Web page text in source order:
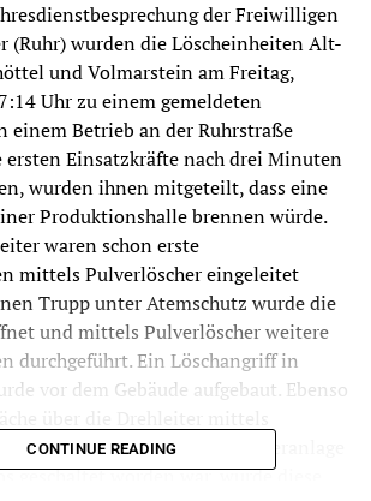
der Freiwilligen
(Ruhr) wurden die Löscheinheiten Alt-
und Volmarstein am Freitag,
Uhr zu einem gemeldeten
Betrieb an der Ruhrstraße
Einsatzkräfte nach drei Minuten
wurden ihnen mitgeteilt, dass eine
Produktionshalle brennen würde.
waren schon erste
mittels Pulverlöscher eingeleitet
Trupp unter Atemschutz wurde die
und mittels Pulverlöscher weitere
durchgeführt. Ein Löschangriff in
vor dem Gebäude aufgebaut. Ebenso
kontrolliert. Nachdem die Filteranlage
geschaltet worden war, wurde diese
CONTINUE READING